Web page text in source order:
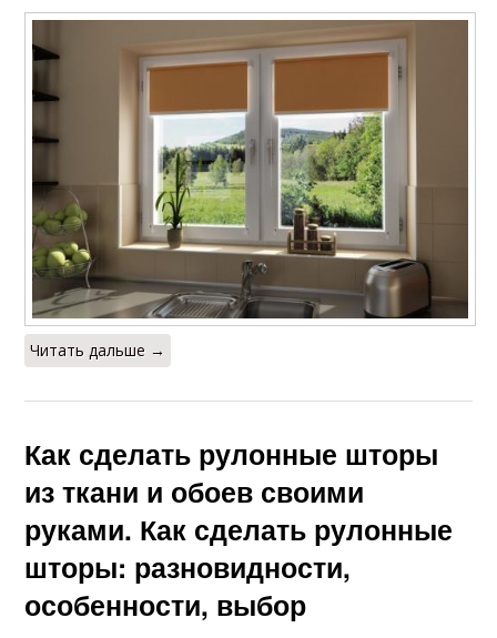
Читать дальше →
Как сделать рулонные шторы
из ткани и обоев своими
руками. Как сделать рулонные
шторы: разновидности,
особенности, выбор